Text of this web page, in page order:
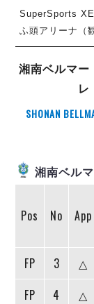
チケット
メディア情報
その他
順位表
戦績表
警告・退場・
個人ランキン
個人ランキン
個人ランキン
メットライ
順位表
警告・退場・
個人ランキン
エスポラ
バルドラー
フウガド
立川アス
ボアルース
シュライカ
メットライ
チケット
アリーナ
リーグ概要
リーグ概要
大会概要
クラブライセン
過去の記録
過去の試合
ディビジョン
Ｆリーグカッ
プロジェク
ABeam AWARD
SuperSports
ふ頭アリーナ
湘南ベルマー
レ
SHONAN
湘南ベル
Pos No App
FP
3 △
FP
4 △